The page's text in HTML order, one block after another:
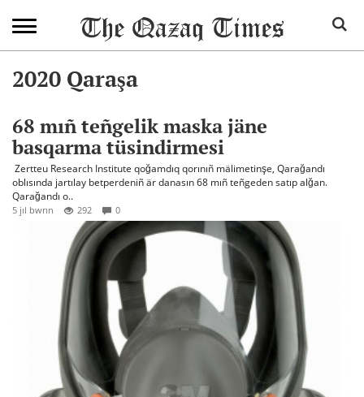
2020 Qaraşa
68 mıñ teñgelik maska jäne
basqarma tüsindirmesi
Zertteu Research Institute qoğamdıq qorınıñ mälimetinşe, Qarağandı
oblısında jartılay betperdeniñ är danasın 68 mıñ teñgeden satıp alğan.
Qarağandı o..
5 jıl bwrın 292 0